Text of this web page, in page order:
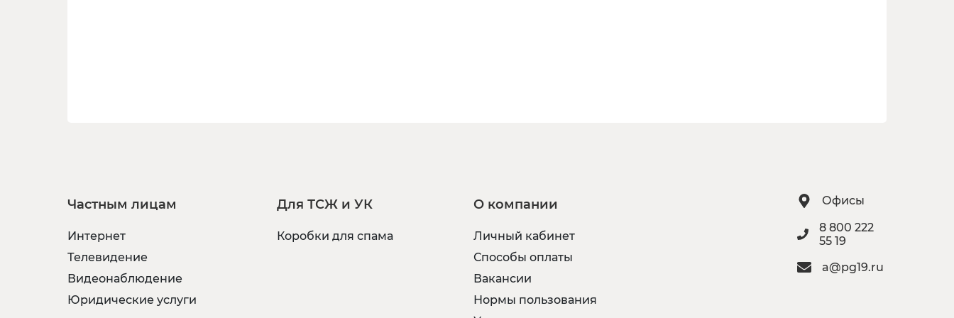
Частным лицам
Интернет
Телевидение
Видеонаблюдение
Юридические услуги
Для ТСЖ и УК
Коробки для спама
О компании
Личный кабинет
Способы оплаты
Вакансии
Нормы пользования
Офисы
8 800 222
55 19
a@pg19.ru